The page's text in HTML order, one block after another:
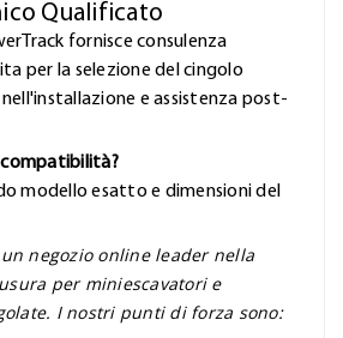
Qualificato
fornisce consulenza
per la selezione del cingolo
e assistenza post-
compatibilità?
modello esatto e dimensioni del
negozio online leader nella
per miniescavatori e
I nostri punti di forza sono: